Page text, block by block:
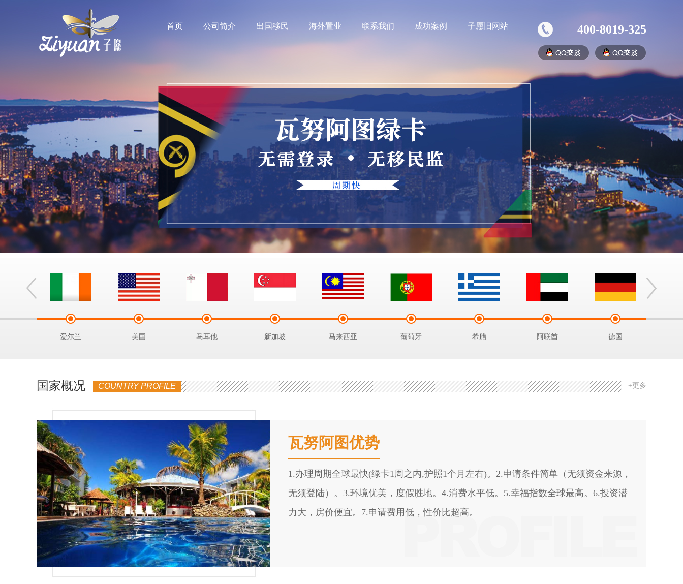
首页 公司简介 出国移民 海外置业 联系我们 成功案例 子愿旧网站 400-8019-325
爱尔兰 美国 马耳他 新加坡 马来西亚 葡萄牙 希腊 阿联酋 德国
国家概况 COUNTRY PROFILE +更多
瓦努阿图优势
1.办理周期全球最快(绿卡1周之内,护照1个月左右)。2.申请条件简单（无须资金来源，
无须登陆）。3.环境优美，度假胜地。4.消费水平低。5.幸福指数全球最高。6.投资潜
力大，房价便宜。7.申请费用低，性价比超高。